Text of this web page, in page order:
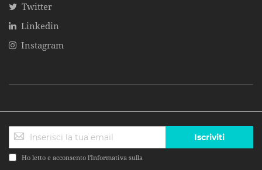
Twitter
Linkedin
Instagram
Ho letto e acconsento l'Informativa sulla
Iscriviti